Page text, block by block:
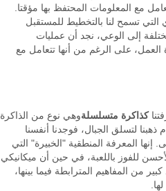
مع المعلومات المحتفظ بها مؤقتا.
التي تسمح لنا بالتخطيط للمستقبل
إلى الوعي، نجد أن عمليات
على الرغم من أنها تتعامل مع
كذاكرة متسلسلةوهي نوع من الذاكرة
لتسلق الجبال، فوجدنا أنفسنا
إنها المعرفة المنطقية "الخبيرة" التي
للفوز باللعبة، في حين أن ميكانيكي
من المفاهيم المترابطة فيما بينها،